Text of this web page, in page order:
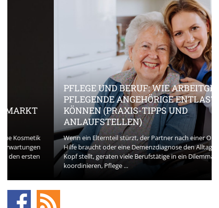
PFLEGE UND BERUF: WIE ARBEITGEBER
PFLEGENDE ANGEHÖRIGE ENTLASTEN
KÖNNEN (PRAXIS-TIPPS UND
ANLAUFSTELLEN)
Wenn ein Elternteil stürzt, der Partner nach einer OP plötzlich
Hilfe braucht oder eine Demenzdiagnose den Alltag auf den
Kopf stellt, geraten viele Berufstätige in ein Dilemma. Termine
koordinieren, Pflege ...